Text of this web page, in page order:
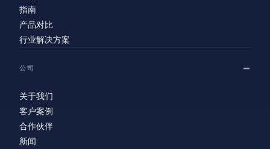
指南
产品对比
行业解决方案
公司
关于我们
客户案例
合作伙伴
新闻